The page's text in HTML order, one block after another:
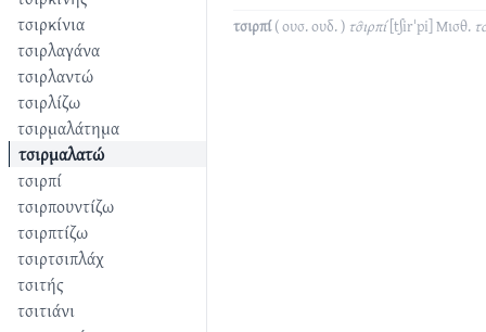
τσιρκίνια
τσιρλαγάνα
τσιρλαντώ
τσιρλίζω
τσιρμαλάτημα
τσιρμαλατώ
τσιρπί
τσιρπουντίζω
τσιρπτίζω
τσιρτσιπλάχ
τσιτής
τσιτιάνι
τσιρπί( ουσ. ουδ. ) τσ̑ιρπί [tʃirˈpi] Μισθ.